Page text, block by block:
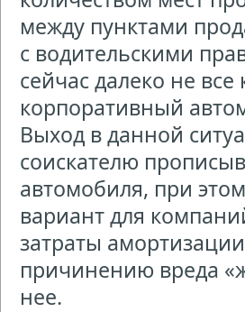
между пунктами
с водительскими
сейчас далеко не
корпоративный
Выход в данной
соискателю
автомобиля, при
вариант для
затраты
причинению вреда
нее.